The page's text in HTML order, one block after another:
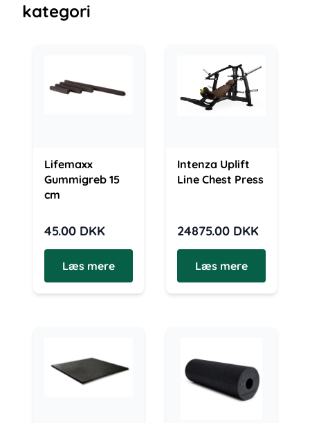
kategori
Lifemaxx
Gummigreb 15
cm
45.00 DKK
Læs mere
Intenza Uplift
Line Chest Press
24875.00 DKK
Læs mere